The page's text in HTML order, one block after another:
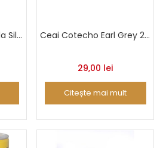
Cafea boabe Saquella Silver Selection 3 Kg Ceai Cotecho Earl Grey 20 piramide
29,00 lei
Citește mai mult